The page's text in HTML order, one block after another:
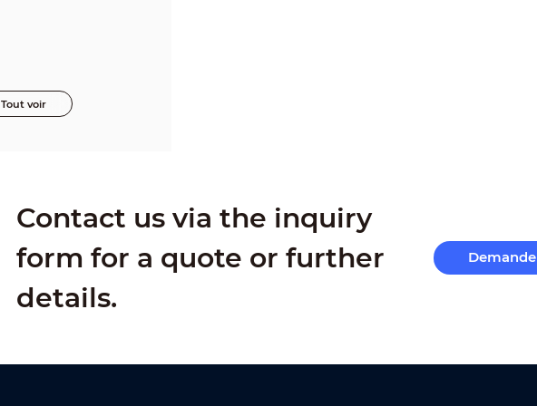
Tout voir
Contact us via the inquiry
form for a quote or further
details.